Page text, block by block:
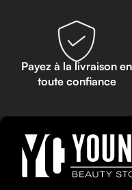
Payez à la livraison en
toute confiance